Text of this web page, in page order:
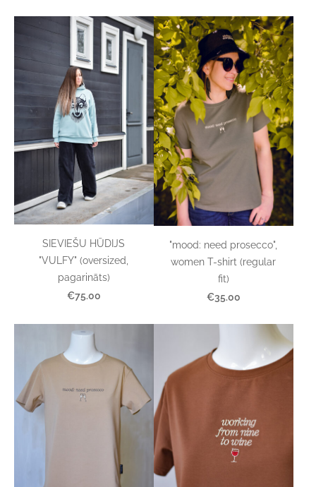
SIEVIEŠU HŪDIJS
"VULFY" (oversized,
pagarināts)
€75.00
"mood: need prosecco",
women T-shirt (regular
fit)
€35.00